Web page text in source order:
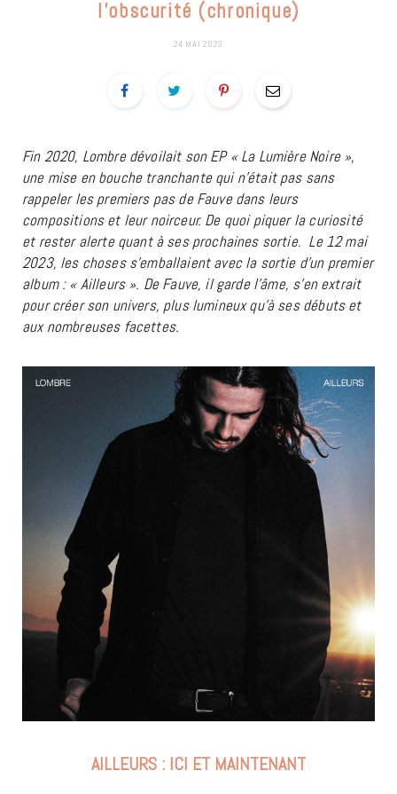
l’obscurité (chronique)
24 MAI 2023
Fin 2020, Lombre dévoilait son EP « La Lumière Noire »,
une mise en bouche tranchante qui n’était pas sans
rappeler les premiers pas de Fauve dans leurs
compositions et leur noirceur. De quoi piquer la curiosité
et rester alerte quant à ses prochaines sortie. Le 12 mai
2023, les choses s’emballaient avec la sortie d’un premier
album : « Ailleurs ». De Fauve, il garde l’âme, s’en extrait
pour créer son univers, plus lumineux qu’à ses débuts et
aux nombreuses facettes.
AILLEURS : ICI ET MAINTENANT